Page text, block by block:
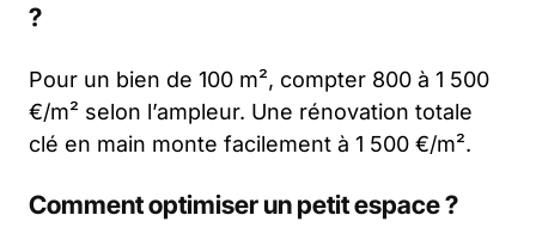
?
Pour un bien de 100 m², compter 800 à 1 500
€/m² selon l’ampleur. Une rénovation totale
clé en main monte facilement à 1 500 €/m².
Comment optimiser un petit espace ?